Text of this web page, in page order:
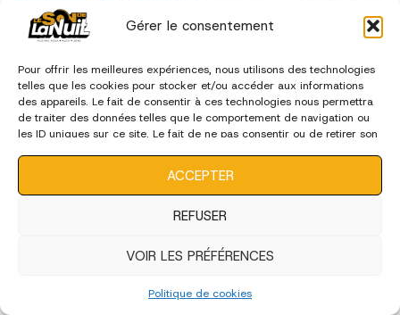
Gérer le consentement
Pour offrir les meilleures expériences, nous utilisons des technologies
telles que les cookies pour stocker et/ou accéder aux informations
des appareils. Le fait de consentir à ces technologies nous permettra
de traiter des données telles que le comportement de navigation ou
les ID uniques sur ce site. Le fait de ne pas consentir ou de retirer son
ACCEPTER
REFUSER
VOIR LES PRÉFÉRENCES
Politique de cookies